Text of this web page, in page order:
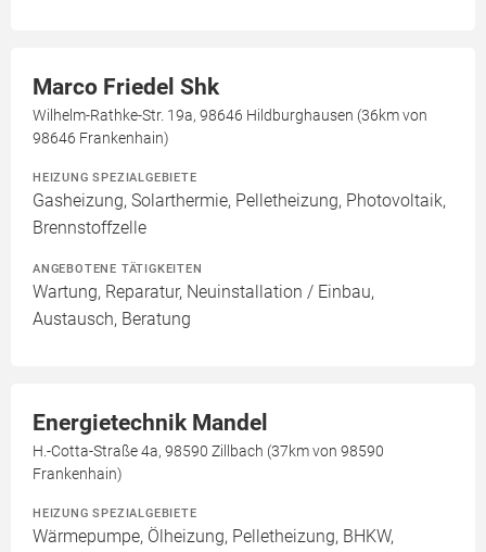
Marco Friedel Shk
Wilhelm-Rathke-Str. 19a, 98646 Hildburghausen (36km von
98646 Frankenhain)
HEIZUNG SPEZIALGEBIETE
Gasheizung, Solarthermie, Pelletheizung, Photovoltaik,
Brennstoffzelle
ANGEBOTENE TÄTIGKEITEN
Wartung, Reparatur, Neuinstallation / Einbau,
Austausch, Beratung
Energietechnik Mandel
H.-Cotta-Straße 4a, 98590 Zillbach (37km von 98590
Frankenhain)
HEIZUNG SPEZIALGEBIETE
Wärmepumpe, Ölheizung, Pelletheizung, BHKW,